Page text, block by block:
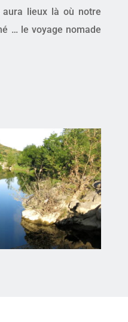
lieux là où notre
… le voyage nomade